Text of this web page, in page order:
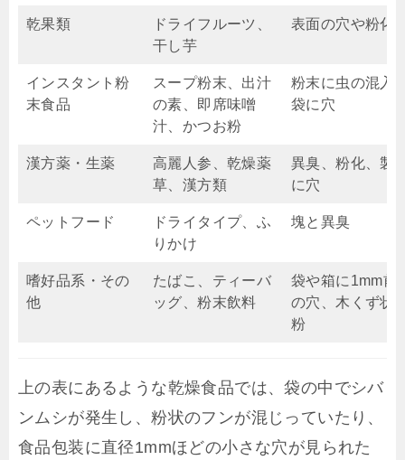
乾果類
ドライフルーツ、
干し芋
表面の穴や粉化
インスタント粉
末食品
スープ粉末、出汁
の素、即席味噌
汁、かつお粉
粉末に虫の混入
袋に穴
漢方薬・生薬
高麗人参、乾燥薬
草、漢方類
異臭、粉化、製
に穴
ペットフード
ドライタイプ、ふ
りかけ
塊と異臭
嗜好品系・その
他
たばこ、ティーバ
ッグ、粉末飲料
袋や箱に1mm前
の穴、木くず状
粉
上の表にあるような乾燥食品では、袋の中でシバ
ンムシが発生し、粉状のフンが混じっていたり、
食品包装に直径1mmほどの小さな穴が見られた